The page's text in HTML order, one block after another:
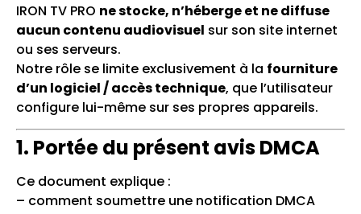
IRON TV PRO ne stocke, n’héberge et ne diffuse
aucun contenu audiovisuel sur son site internet
ou ses serveurs.
Notre rôle se limite exclusivement à la fourniture
d’un logiciel / accès technique, que l’utilisateur
configure lui-même sur ses propres appareils.
1. Portée du présent avis DMCA
Ce document explique :
– comment soumettre une notification DMCA